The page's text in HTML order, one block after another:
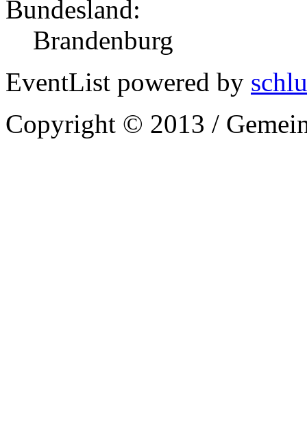
Bundesland:
Brandenburg
EventList powered by
Copyright © 2013 /